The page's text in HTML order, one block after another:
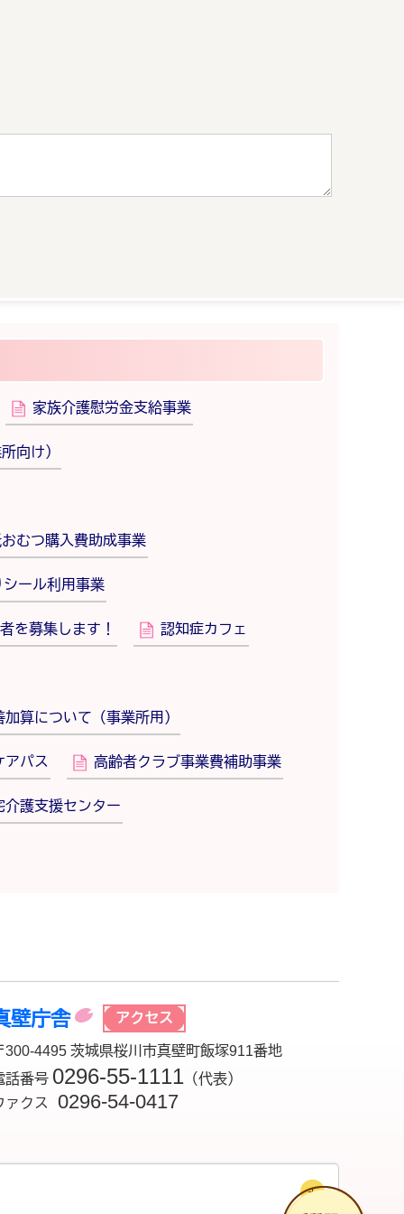
家族介護慰労金支給事業
向け）
むつ購入費助成事業
ール利用事業
を募集します！ 認知症カフェ
算について（事業所用）
アパス 高齢者クラブ事業費補助事業
介護支援センター
壁庁舎 アクセス
300-4495 茨城県桜川市真壁町飯塚911番地
話番号 0296-55-1111 （代表）
ァクス
0296-54-0417